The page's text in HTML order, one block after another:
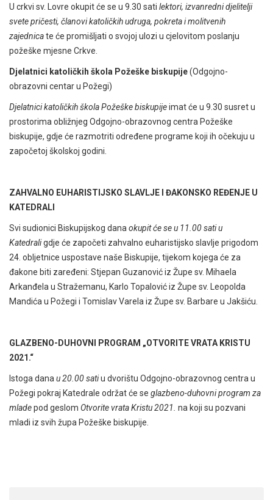
U crkvi sv. Lovre okupit će se u 9.30 sati lektori, izvanredni djelitelji
svete pričesti, članovi katoličkih udruga, pokreta i molitvenih
zajednicate će promišljati o svojoj ulozi u cjelovitom poslanju
požeške mjesne Crkve.
Djelatnici katoličkih škola Požeške biskupije(Odgojno-
obrazovni centar u Požegi)
Djelatnici katoličkih škola Požeške biskupijeimat će u 9.30 susret u
prostorima obližnjeg Odgojno-obrazovnog centra Požeške
biskupije, gdje će razmotriti određene programe koji ih očekuju u
započetoj školskoj godini.
ZAHVALNO EUHARISTIJSKO SLAVLJE I ĐAKONSKO REĐENJE U
KATEDRALI
Svi sudionici Biskupijskog dana okupit će se u 11.00 sati u
Katedraligdje će započeti zahvalno euharistijsko slavlje prigodom
24. obljetnice uspostave naše Biskupije, tijekom kojega će za
đakone biti zaređeni: Stjepan Guzanović iz Župe sv. Mihaela
Arkanđela u Stražemanu, Karlo Topalović iz Župe sv. Leopolda
Mandića u Požegi i Tomislav Varela iz Župe sv. Barbare u Jakšiću.
GLAZBENO-DUHOVNI PROGRAM „OTVORITE VRATA KRISTU
2021.“
Istoga dana u 20.00 satiu dvorištu Odgojno-obrazovnog centra u
Požegi pokraj Katedrale održat će se glazbeno-duhovni program za
mladepod geslom Otvorite vrata Kristu 2021. na koji su pozvani
mladi iz svih župa Požeške biskupije.